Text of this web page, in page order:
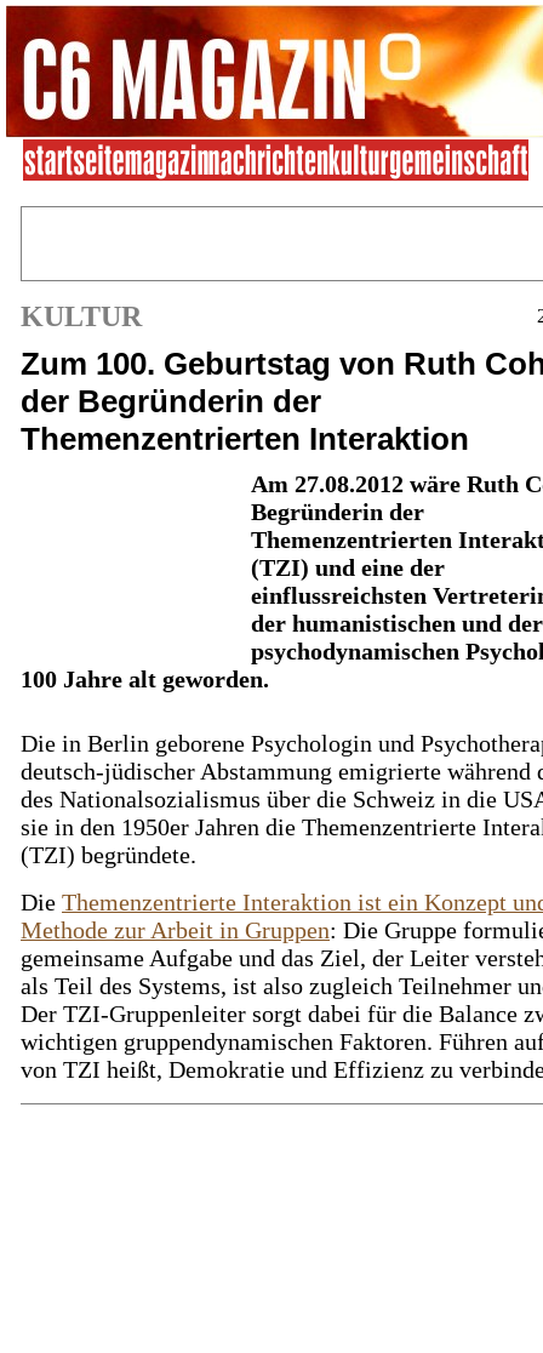
KULTUR
Zum 100. Geburtstag von Ruth
der Begründerin der
Themenzentrierten Interaktion
Am 27.08.2012 wäre Ruth
Begründerin der
Themenzentrierten
(TZI) und eine der
einflussreichsten
der humanistischen und der
psychodynamischen
100 Jahre alt geworden.
Die in Berlin geborene Psychologin und
deutsch-jüdischer Abstammung emigrierte während
des Nationalsozialismus über die Schweiz in die
sie in den 1950er Jahren die Themenzentrierte
(TZI) begründete.
Die Themenzentrierte Interaktion ist ein Konzept
Methode zur Arbeit in Gruppen: Die Gruppe
gemeinsame Aufgabe und das Ziel, der Leiter
als Teil des Systems, ist also zu­gleich Teil­nehmer
Der TZI-Gruppenleiter sorgt dabei für die Balance
wichtigen gruppendynamischen Faktoren. Führen
von TZI heißt, Demokratie und Effizienz zu